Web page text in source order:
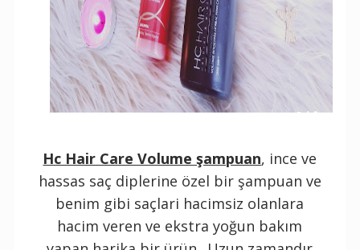
Hc Hair Care Volume şampuan, ince ve
hassas saç diplerine özel bir şampuan ve
benim gibi saçlari hacimsiz olanlara
hacim veren ve ekstra yoğun bakım